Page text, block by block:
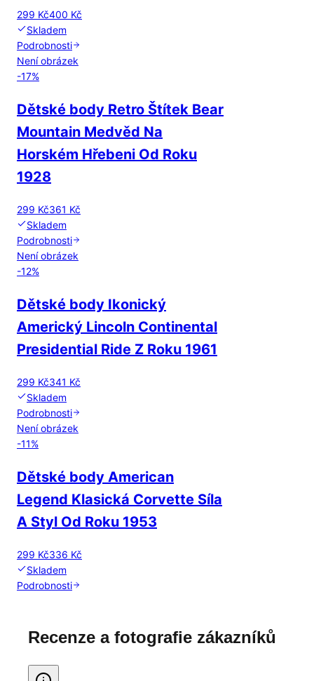
299 Kč400 Kč
Skladem
Podrobnosti
Není obrázek
-17%
Dětské body Retro Štítek Bear
Mountain Medvěd Na
Horském Hřebeni Od Roku
1928
299 Kč361 Kč
Skladem
Podrobnosti
Není obrázek
-12%
Dětské body Ikonický
Americký Lincoln Continental
Presidential Ride Z Roku 1961
299 Kč341 Kč
Skladem
Podrobnosti
Není obrázek
-11%
Dětské body American
Legend Klasická Corvette Síla
A Styl Od Roku 1953
299 Kč336 Kč
Skladem
Podrobnosti
Recenze a fotografie zákazníků